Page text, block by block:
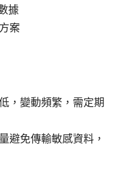
據
案
，變動頻繁，需定期
避免傳輸敏感資料，